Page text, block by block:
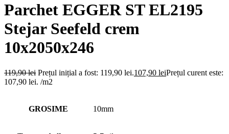
Parchet EGGER ST EL2195
Stejar Seefeld crem
10x2050x246
119,90lei Prețul inițial a fost: 119,90 lei.107,90 leiPrețul curent este:
107,90 lei. /m2
GROSIME 10mm